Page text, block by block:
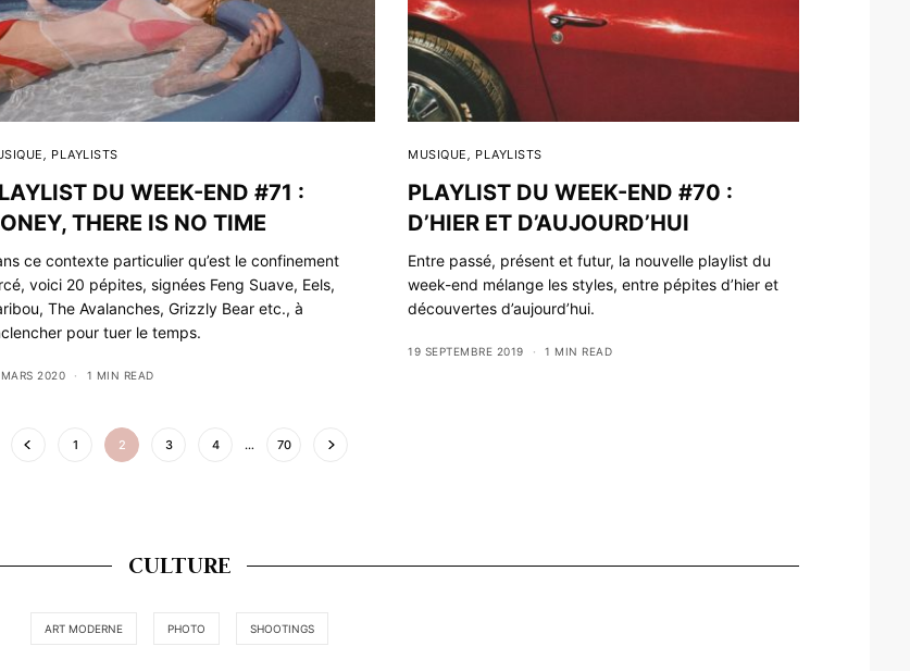
, PLAYLISTS
DU WEEK-END #71 :
THERE IS NO TIME
ce contexte particulier qu’est le confinement
voici 20 pépites, signées Feng Suave, Eels,
The Avalanches, Grizzly Bear etc., à
pour tuer le temps.
2020 1 MIN READ
MUSIQUE, PLAYLISTS
PLAYLIST DU WEEK-END #70 :
D’HIER ET D’AUJOURD’HUI
Entre passé, présent et futur, la nouvelle playlist du
week-end mélange les styles, entre pépites d’hier et
découvertes d’aujourd’hui.
19 SEPTEMBRE 2019 1 MIN READ
1 2 3 4 … 70
CULTURE
ART MODERNE PHOTO SHOOTINGS